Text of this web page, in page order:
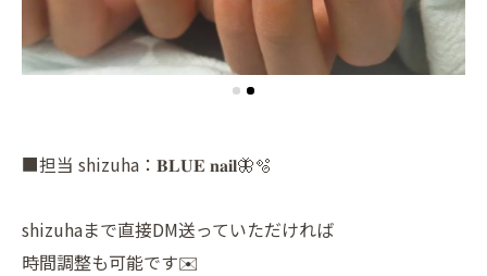
■担当 shizuha：𝐁𝐋𝐔𝐄 𝐧𝐚𝐢𝐥🦋🫧
shizuhaまで直接DM送っていただければ
時間調整も可能です✉️